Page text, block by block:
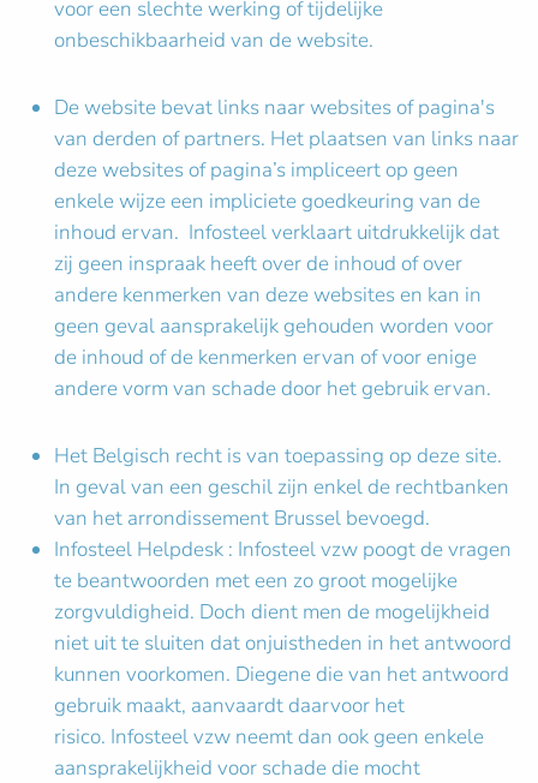
voor een slechte werking of tijdelijke
onbeschikbaarheid van de website.
De website bevat links naar websites of pagina's
van derden of partners. Het plaatsen van links naar
deze websites of pagina’s impliceert op geen
enkele wijze een impliciete goedkeuring van de
inhoud ervan. Infosteel verklaart uitdrukkelijk dat
zij geen inspraak heeft over de inhoud of over
andere kenmerken van deze websites en kan in
geen geval aansprakelijk gehouden worden voor
de inhoud of de kenmerken ervan of voor enige
andere vorm van schade door het gebruik ervan.
Het Belgisch recht is van toepassing op deze site.
In geval van een geschil zijn enkel de rechtbanken
van het arrondissement Brussel bevoegd.
Infosteel Helpdesk : Infosteel vzw poogt de vragen
te beantwoorden met een zo groot mogelijke
zorgvuldigheid. Doch dient men de mogelijkheid
niet uit te sluiten dat onjuistheden in het antwoord
kunnen voorkomen. Diegene die van het antwoord
gebruik maakt, aanvaardt daarvoor het
risico. Infosteel vzw neemt dan ook geen enkele
aansprakelijkheid voor schade die mocht